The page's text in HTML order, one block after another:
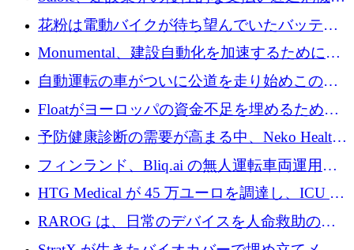
対処するために 290 万ポンドを調達
花粉は電動バイクが待ち望んでいたバッテリ
ー交換ネットワークを構築している
Monumental、建設自動化を加速するためにシ
リーズ B で 3,200 万ドルを確保
自動運転の車がついに公道を走り始めこの国
が世界をリードしようとしている
Floatがヨーロッパの資金不足を埋めるために
シリーズAで450万ユーロを調達
予防健康診断の需要が高まる中、Neko Health
が 7 億ドルを調達
フィンランド、Bliq.ai の無人運転車両運用を
認可
HTG Medical が 45 万ユーロを調達し、ICU の
尿モニタリングを自動化するための MDR 認
証を獲得
RAROG は、日常のデバイスを人命救助の救
助ビーコンに変えるために 16 万 2,000 ユーロ